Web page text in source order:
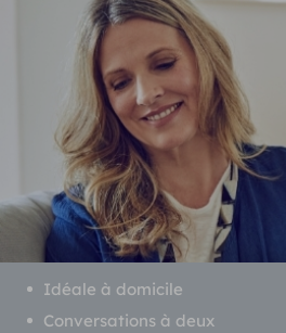
Idéale à domicile
Conversations à deux